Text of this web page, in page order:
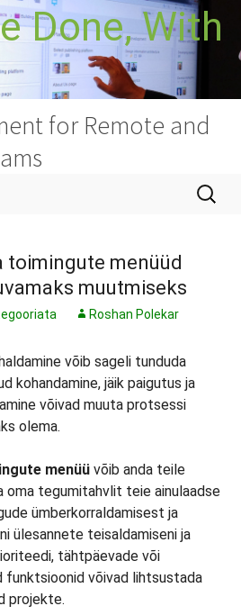
Done, With
for Remote and
Otsi:
toimingute menüüd
muutmiseks
Roshan Polekar
võib sageli tunduda
kohandamine, jäik paigutus ja
võivad muuta protsessi
olema.
menüü võib anda teile
oma tegumitahvlit teie ainulaadse
ümberkorraldamisest ja
ülesannete teisaldamiseni ja
tähtpäevade või
funktsioonid võivad lihtsustada
projekte.